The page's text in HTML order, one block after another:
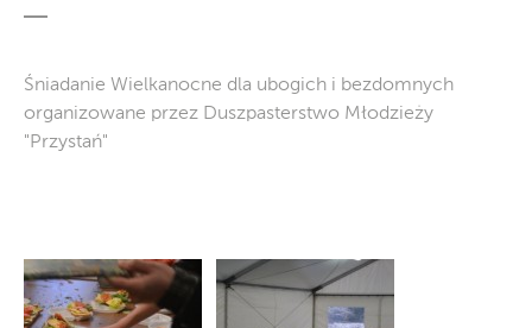
Śniadanie Wielkanocne dla ubogich i bezdomnych
organizowane przez Duszpasterstwo Młodzieży
"Przystań"